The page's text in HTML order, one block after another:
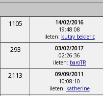
1105
14/02/2016
19:48:08
ileten: kutay bekleric
293
03/02/2017
02:26:36
ileten: baroTR
2113
09/09/2011
10:08:10
ileten: katherine